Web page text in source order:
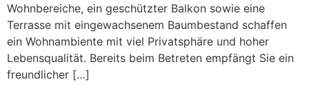
Wohnbereiche, ein geschützter Balkon sowie eine
Terrasse mit eingewachsenem Baumbestand schaffen
ein Wohnambiente mit viel Privatsphäre und hoher
Lebensqualität. Bereits beim Betreten empfängt Sie ein
freundlicher […]